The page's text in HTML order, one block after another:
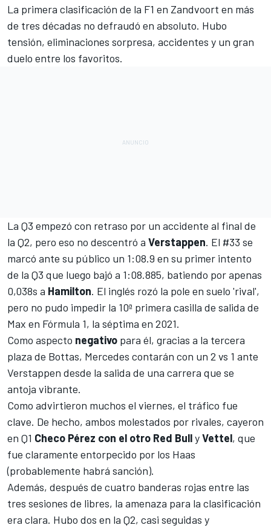
La primera clasificación de la F1 en Zandvoort en más
de tres décadas no defraudó en absoluto. Hubo
tensión, eliminaciones sorpresa, accidentes y un gran
duelo entre los favoritos.
La Q3 empezó con retraso por un accidente al final de
la Q2, pero eso no descentró a Verstappen. El #33 se
marcó ante su público un 1:08.9 en su primer intento
de la Q3 que luego bajó a 1:08.885, batiendo por apenas
0,038s a Hamilton. El inglés rozó la pole en suelo 'rival',
pero no pudo impedir la 10ª primera casilla de salida de
Max en Fórmula 1, la séptima en 2021.
Como aspecto negativo para él, gracias a la tercera
plaza de Bottas, Mercedes contarán con un 2 vs 1 ante
Verstappen desde la salida de una carrera que se
antoja vibrante.
Como advirtieron muchos el viernes, el tráfico fue
clave. De hecho, ambos molestados por rivales, cayeron
en Q1 Checo Pérez con el otro Red BullyVettel, que
fue claramente entorpecido por los Haas
(probablemente habrá sanción).
Además, después de cuatro banderas rojas entre las
tres sesiones de libres, la amenaza para la clasificación
era clara. Hubo dos en la Q2, casi seguidas y